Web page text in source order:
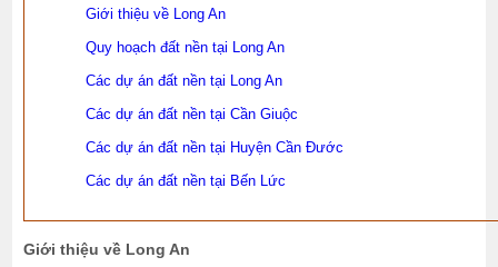
Giới thiệu về Long An
Quy hoạch đất nền tại Long An
Các dự án đất nền tại Long An
Các dự án đất nền tại Cần Giuộc
Các dự án đất nền tại Huyện Cần Đước
Các dự án đất nền tại Bến Lức
Giới thiệu về Long An